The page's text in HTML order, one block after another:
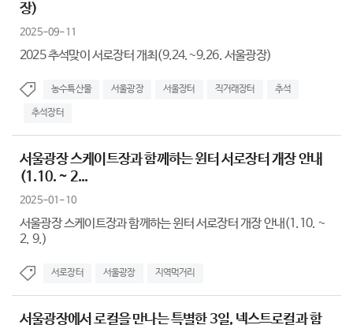
장)
2025-09-11
2025 추석맞이 서로장터 개최(9.24.~9.26. 서울광장)
농수특산물 서울광장 서울장터 직거래장터 추석
추석장터
서울광장 스케이트장과 함께하는 윈터 서로장터 개장 안내
(1.10. ~ 2...
2025-01-10
서울광장 스케이트장과 함께하는 윈터 서로장터 개장 안내(1.10. ~
2. 9.)
서로장터 서울광장 지역먹거리
서울광장에서 로컬을 만나는 특별한 3일, 넥스트로컬과 함